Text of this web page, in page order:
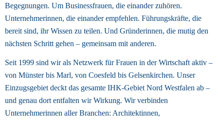
Begegnungen. Um Businessfrauen, die einander zuhören.
Unternehmerinnen, die einander empfehlen. Führungskräfte, die
bereit sind, ihr Wissen zu teilen. Und Gründerinnen, die mutig den
nächsten Schritt gehen – gemeinsam mit anderen.
Seit 1999 sind wir als Netzwerk für Frauen in der Wirtschaft aktiv –
von Münster bis Marl, von Coesfeld bis Gelsenkirchen. Unser
Einzugsgebiet deckt das gesamte IHK-Gebiet Nord Westfalen ab –
und genau dort entfalten wir Wirkung. Wir verbinden
Unternehmerinnen aller Branchen: Architektinnen,